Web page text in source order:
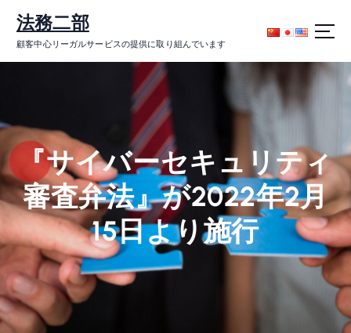
ン
キ
ッ
プ
法務二部
顧客中心リーガルサービスの提供に取り組んでいます
『サイバーセキュリティ
審査弁法』が2022年2月
15日より施行